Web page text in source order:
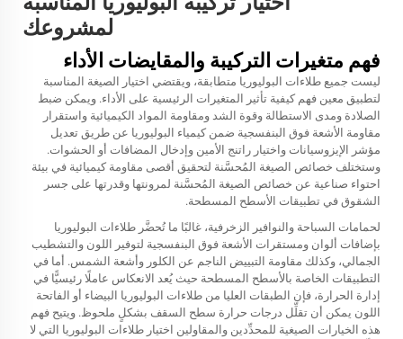
لمشروعك
فهم متغيرات التركيبة والمقايضات الأداء
ليست جميع طلاءات البوليوريا متطابقة، ويقتضي اختيار الصيغة المناسبة
لتطبيق معين فهم كيفية تأثير المتغيرات الرئيسية على الأداء. ويمكن ضبط
الصلادة ومدى الاستطالة وقوة الشد ومقاومة المواد الكيميائية واستقرار
مقاومة الأشعة فوق البنفسجية ضمن كيمياء البوليوريا عن طريق تعديل
مؤشر الإيزوسيانات واختيار راتنج الأمين وإدخال المضافات أو الحشوات.
وستختلف خصائص الصيغة المُحسَّنة لتحقيق أقصى مقاومة كيميائية في بيئة
احتواء صناعية عن خصائص الصيغة المُحسَّنة لمرونتها وقدرتها على جسر
الشقوق في تطبيقات الأسطح المسطحة.
لحمامات السباحة والنوافير الزخرفية، غالبًا ما تُحضَّر طلاءات البوليوريا
بإضافات ألوان ومستقرات الأشعة فوق البنفسجية لتوفير اللون والتشطيب
الجمالي، وكذلك مقاومة التبييض الناجم عن الكلور وأشعة الشمس. أما في
التطبيقات الخاصة بالأسطح المسطحة حيث يُعد الانعكاس عاملًا رئيسيًّا في
إدارة الحرارة، فإن الطبقات العليا من طلاءات البوليوريا البيضاء أو الفاتحة
اللون يمكن أن تقلِّل درجات حرارة سطح السقف بشكلٍ ملحوظ. ويتيح فهم
هذه الخيارات الصيغية للمحدِّدين والمقاولين اختيار طلاءات البوليوريا التي لا